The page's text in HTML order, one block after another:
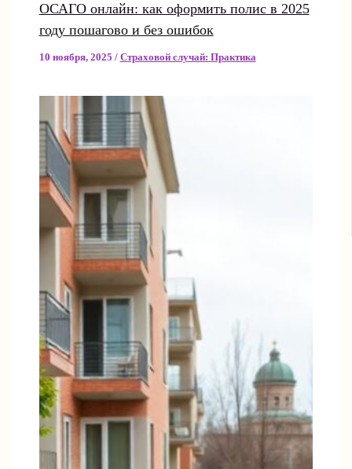
ОСАГО онлайн: как оформить полис в 2025
году пошагово и без ошибок
10 ноября, 2025 / Страховой случай: Практика